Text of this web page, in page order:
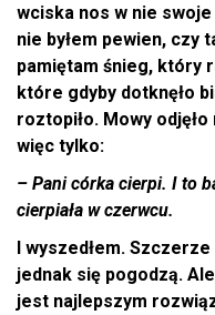
wciska nos w nie
nie byłem pewien, czy
pamiętam śnieg, który
które gdyby dotknęło
roztopiło. Mowy
więc tylko:
– Pani córka cierpi. I to
cierpiała w czerwcu.
I wyszedłem.
jednak się pogodzą.
jest najlepszym